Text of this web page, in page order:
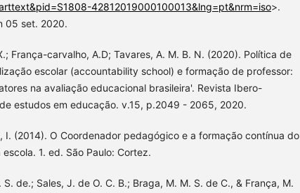
42812019000100013&lng=pt&nrm=iso>.
05 set. 2020.
França-carvalho, A.D; Tavares, A. M. B. N. (2020). Política de
escolar (accountability school) e formação de professor:
na avaliação educacional brasileira'. Revista Ibero-
estudos em educação. v.15, p.2049 - 2065, 2020.
I. (2014). O Coordenador pedagógico e a formação contínua do
1. ed. São Paulo: Cortez.
S. de.; Sales, J. de O. C. B.; Braga, M. M. S. de C., & França, M.